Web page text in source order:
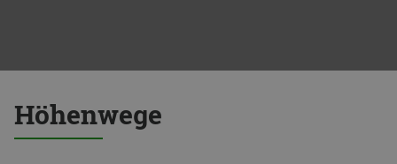
Höhenwege